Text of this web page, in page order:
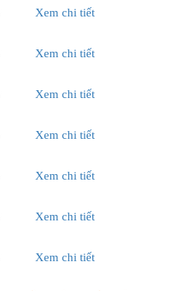
Xem chi tiết
Xem chi tiết
Xem chi tiết
Xem chi tiết
Xem chi tiết
Xem chi tiết
Xem chi tiết